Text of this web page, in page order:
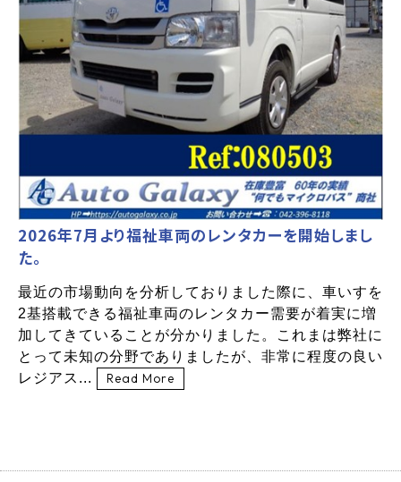
2026年7月より福祉車両のレンタカーを開始しまし
た。
最近の市場動向を分析しておりました際に、車いすを
2基搭載できる福祉車両のレンタカー需要が着実に増
加してきていることが分かりました。これまは弊社に
とって未知の分野でありましたが、非常に程度の良い
レジアス...
Read More